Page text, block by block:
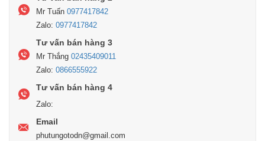
Mr Tuấn 0977417842
Zalo: 0977417842
Tư vấn bán hàng 3
Mr Thắng 02435409011
Zalo: 0866555922
Tư vấn bán hàng 4
Zalo:
Email
phutungotodn@gmail.com